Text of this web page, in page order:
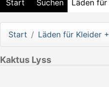
Start Suchen Läden
Start Läden für Kleider
Kaktus Lyss